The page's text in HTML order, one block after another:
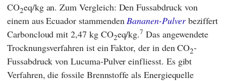
CO2eq/kg an. Zum Vergleich: Den Fussabdruck von
einem aus Ecuador stammenden Bananen-Pulverbeziffert
Carboncloudmit 2,47 kg CO2eq/kg.7 Das angewendete
Trocknungsverfahren ist ein Faktor, der in den CO2-
Fussabdruck von Lucuma-Pulver einfliesst. Es gibt
Verfahren, die fossile Brennstoffe als Energiequelle